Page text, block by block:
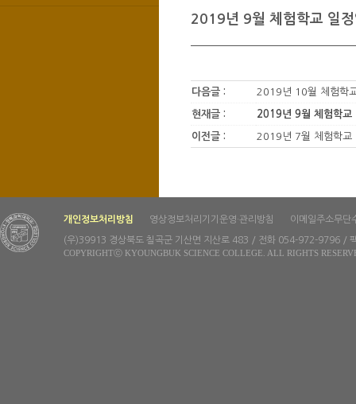
2019년 9월 체험학교 일
다음글 : 2019년 10월 체험학
현재글 : 2019년 9월 체험학교
이전글 : 2019년 7월 체험학교
개인정보처리방침 영상정보처리기기운영·관리방침 이메일주소무단
(우)39913 경상북도 칠곡군 기산면 지산로 483 / 전화 054-972-9796 /
COPYRIGHTⓒ KYOUNGBUK SCIENCE COLLEGE. ALL RIGHTS